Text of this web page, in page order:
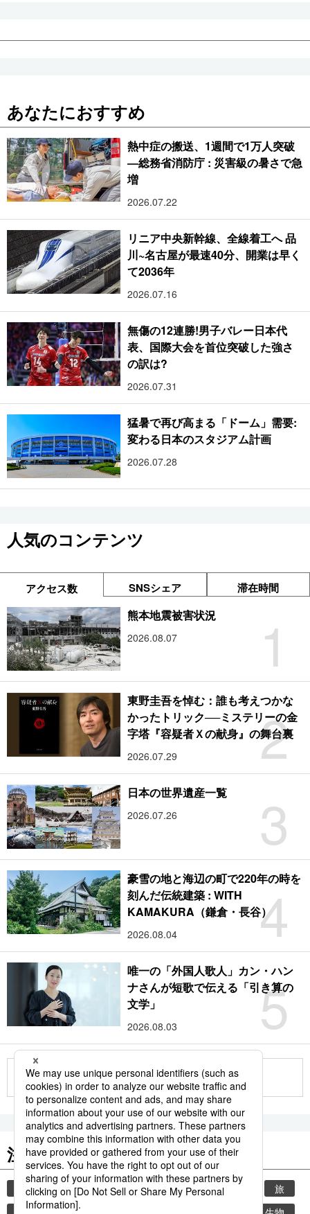
あなたにおすすめ
熱中症の搬送、1週間で1万人突破
―総務省消防庁 : 災害級の暑さで急
増
2026.07.22
リニア中央新幹線、全線着工へ 品
川~名古屋が最速40分、開業は早く
て2036年
2026.07.16
無傷の12連勝!男子バレー日本代
表、国際大会を首位突破した強さ
の訳は?
2026.07.31
猛暑で再び高まる「ドーム」需要:
変わる日本のスタジアム計画
2026.07.28
人気のコンテンツ
アクセス数 SNSシェア 滞在時間
1
熊本地震被害状況
2026.08.07
2
東野圭吾を悼む：誰も考えつかな
かったトリック──ミステリーの金
字塔『容疑者Ｘの献身』の舞台裏
2026.07.29
3
日本の世界遺産一覧
2026.07.26
4
豪雪の地と海辺の町で220年の時を
刻んだ伝統建築 : WITH
KAMAKURA（鎌倉・長谷）
2026.08.04
5
唯一の「外国人歌人」カン・ハン
ナさんが短歌で伝える「引き算の
文学」
2026.08.03
もっと見る
注目のキーワード
共同通信ニュース 時事通信ニュース 観光
旅